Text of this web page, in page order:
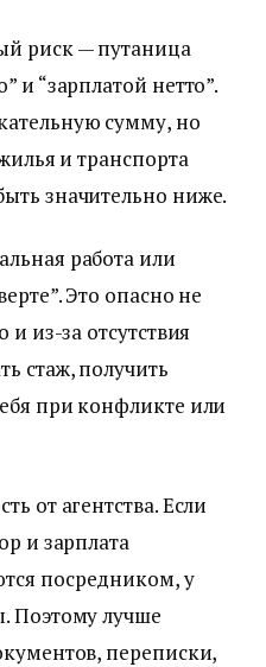
риск — путаница
и “зарплатой нетто”.
сумму, но
и транспорта
значительно ниже.
работа или
Это опасно не
из-за отсутствия
стаж, получить
при конфликте или
от агентства. Если
и зарплата
посредником, у
Поэтому лучше
переписки,